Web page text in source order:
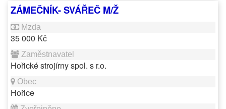
ZÁMEČNÍK- SVÁŘEČ M/Ž
35 000 Kč
Hořické strojírny spol. s r.o.
Hořice